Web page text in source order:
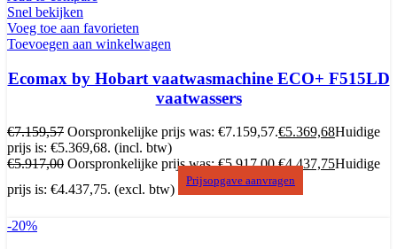
Snel bekijken
Voeg toe aan favorieten
Toevoegen aan winkelwagen
Ecomax by Hobart vaatwasmachine ECO+ F515LD
vaatwassers
€7.159,57 Oorspronkelijke prijs was: €7.159,57.€5.369,68Huidige
prijs is: €5.369,68. (incl. btw)
€5.917,00 Oorspronkelijke prijs was: €5.917,00.€4.437,75Huidige
prijs is: €4.437,75. (excl. btw)
Prijsopgave aanvragen
-20%